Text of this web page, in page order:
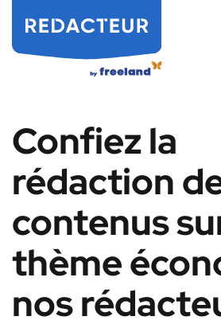
Confiez la
rédaction
contenus
thème
nos